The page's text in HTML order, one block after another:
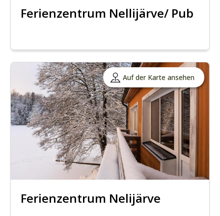
Ferienzentrum Nellijärve/ Pub
Auf der Karte ansehen
Ferienzentrum Nelijärve